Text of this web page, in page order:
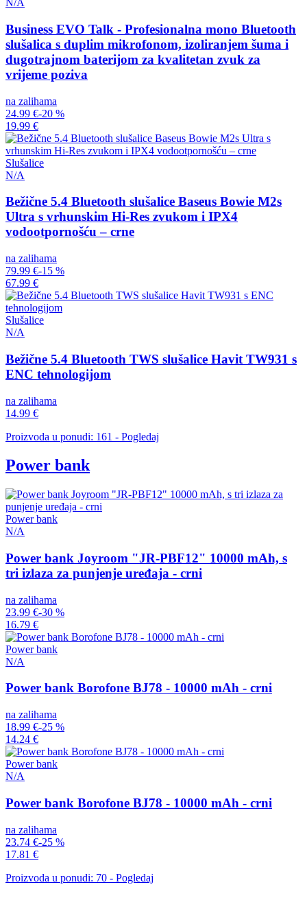
N/A
Business EVO Talk - Profesionalna mono Bluetooth
slušalica s duplim mikrofonom, izoliranjem šuma i
dugotrajnom baterijom za kvalitetan zvuk za
vrijeme poziva
na zalihama
24.99 €-20 %
19.99 €
Slušalice
N/A
Bežične 5.4 Bluetooth slušalice Baseus Bowie M2s
Ultra s vrhunskim Hi-Res zvukom i IPX4
vodootpornošću – crne
na zalihama
79.99 €-15 %
67.99 €
Slušalice
N/A
Bežične 5.4 Bluetooth TWS slušalice Havit TW931 s
ENC tehnologijom
na zalihama
14.99 €
Proizvoda u ponudi: 161 - Pogledaj
Power bank
Power bank
N/A
Power bank Joyroom "JR-PBF12" 10000 mAh, s
tri izlaza za punjenje uređaja - crni
na zalihama
23.99 €-30 %
16.79 €
Power bank
N/A
Power bank Borofone BJ78 - 10000 mAh - crni
na zalihama
18.99 €-25 %
14.24 €
Power bank
N/A
Power bank Borofone BJ78 - 10000 mAh - crni
na zalihama
23.74 €-25 %
17.81 €
Proizvoda u ponudi: 70 - Pogledaj